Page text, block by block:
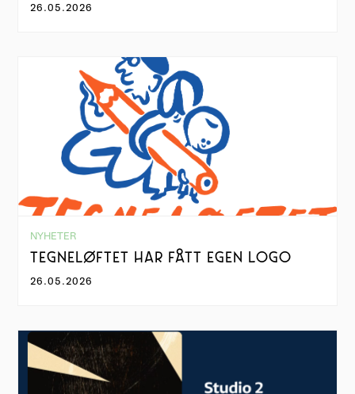
26.05.2026
NYHETER
TEGNELØFTET HAR FÅTT EGEN LOGO
26.05.2026